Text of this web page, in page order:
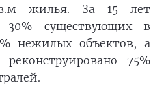
жилья. За 15 лет
30% существующих в
нежилых объектов, а
75%